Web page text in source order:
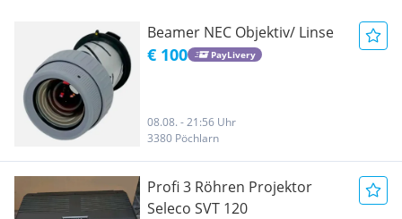
Beamer NEC Objektiv/ Linse
€ 100 PayLivery
08.08. - 21:56 Uhr
3380 Pöchlarn
Profi 3 Röhren Projektor
Seleco SVT 120